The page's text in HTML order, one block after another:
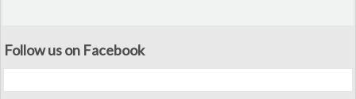
Follow us on Facebook